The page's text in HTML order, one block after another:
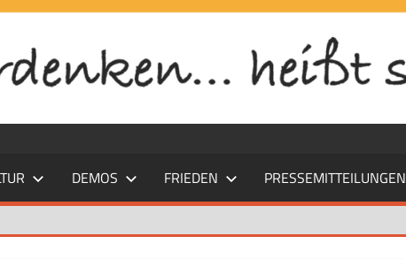
DEMOS FRIEDEN PRESSEMITTEILUNGEN